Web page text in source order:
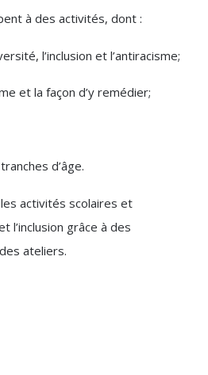
à des activités, dont :
l’inclusion et l’antiracisme;
et la façon d’y remédier;
d’âge.
activités scolaires et
l’inclusion grâce à des
ateliers.